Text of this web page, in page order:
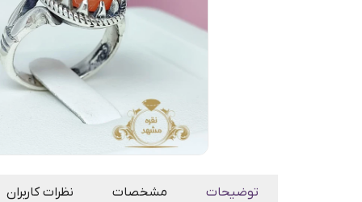
توضیحات مشخصات نظرات کاربران